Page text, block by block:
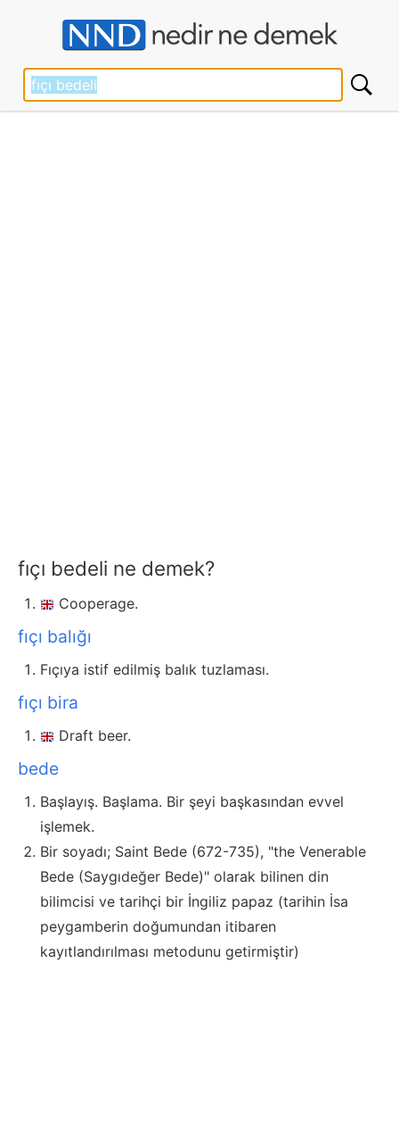
fıçı bedeli ne demek?
Cooperage.
fıçı balığı
Fıçıya istif edilmiş balık tuzlaması.
fıçı bira
Draft beer.
bede
Başlayış. Başlama. Bir şeyi başkasından evvel
işlemek.
Bir soyadı; Saint Bede (672-735), "the Venerable
Bede (Saygıdeğer Bede)" olarak bilinen din
bilimcisi ve tarihçi bir İngiliz papaz (tarihin İsa
peygamberin doğumundan itibaren
kayıtlandırılması metodunu getirmiştir)